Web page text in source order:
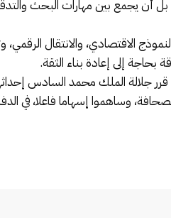
بين مهارات البحث والتدقيق
الاقتصادي، والانتقال
بحاجة إلى إعادة بناء الثقة.
وساهموا إسهاما فاعلا، في